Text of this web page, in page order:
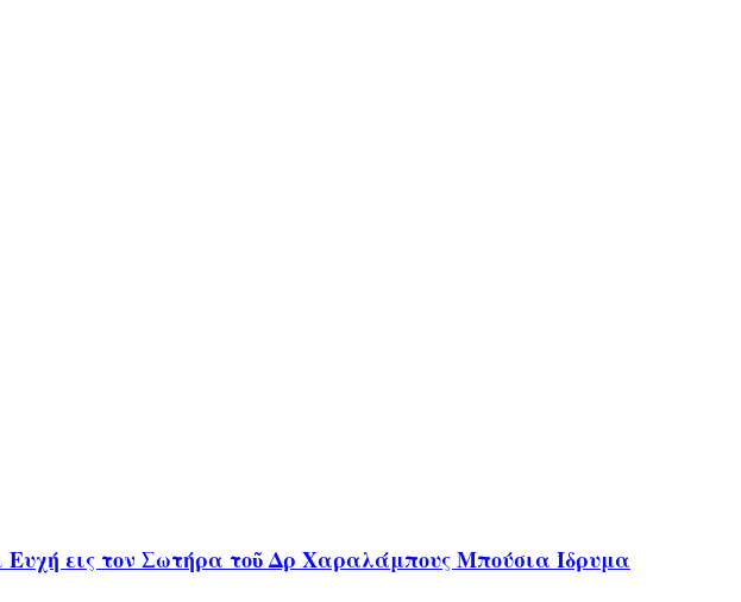
εις τον Σωτήρα τοῦ Δρ Χαραλάμπους Μπούσια Ίδρυμα